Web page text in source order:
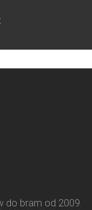
do bram od 2009